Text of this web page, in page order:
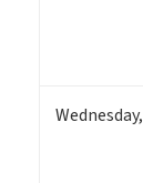
Wednesday,